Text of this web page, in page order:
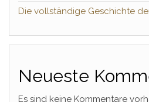
Die vollständige Geschichte
Neueste
Es sind keine Kommentare